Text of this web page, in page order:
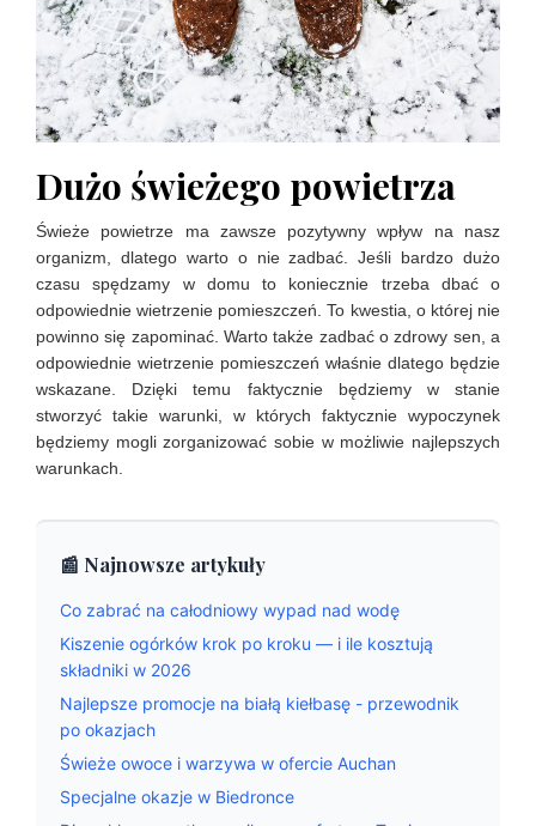
Dużo świeżego powietrza
Świeże powietrze ma zawsze pozytywny wpływ na nasz
organizm, dlatego warto o nie zadbać. Jeśli bardzo dużo
czasu spędzamy w domu to koniecznie trzeba dbać o
odpowiednie wietrzenie pomieszczeń. To kwestia, o której nie
powinno się zapominać. Warto także zadbać o zdrowy sen, a
odpowiednie wietrzenie pomieszczeń właśnie dlatego będzie
wskazane. Dzięki temu faktycznie będziemy w stanie
stworzyć takie warunki, w których faktycznie wypoczynek
będziemy mogli zorganizować sobie w możliwie najlepszych
warunkach.
📰 Najnowsze artykuły
Co zabrać na całodniowy wypad nad wodę
Kiszenie ogórków krok po kroku — i ile kosztują
składniki w 2026
Najlepsze promocje na białą kiełbasę - przewodnik
po okazjach
Świeże owoce i warzywa w ofercie Auchan
Specjalne okazje w Biedronce